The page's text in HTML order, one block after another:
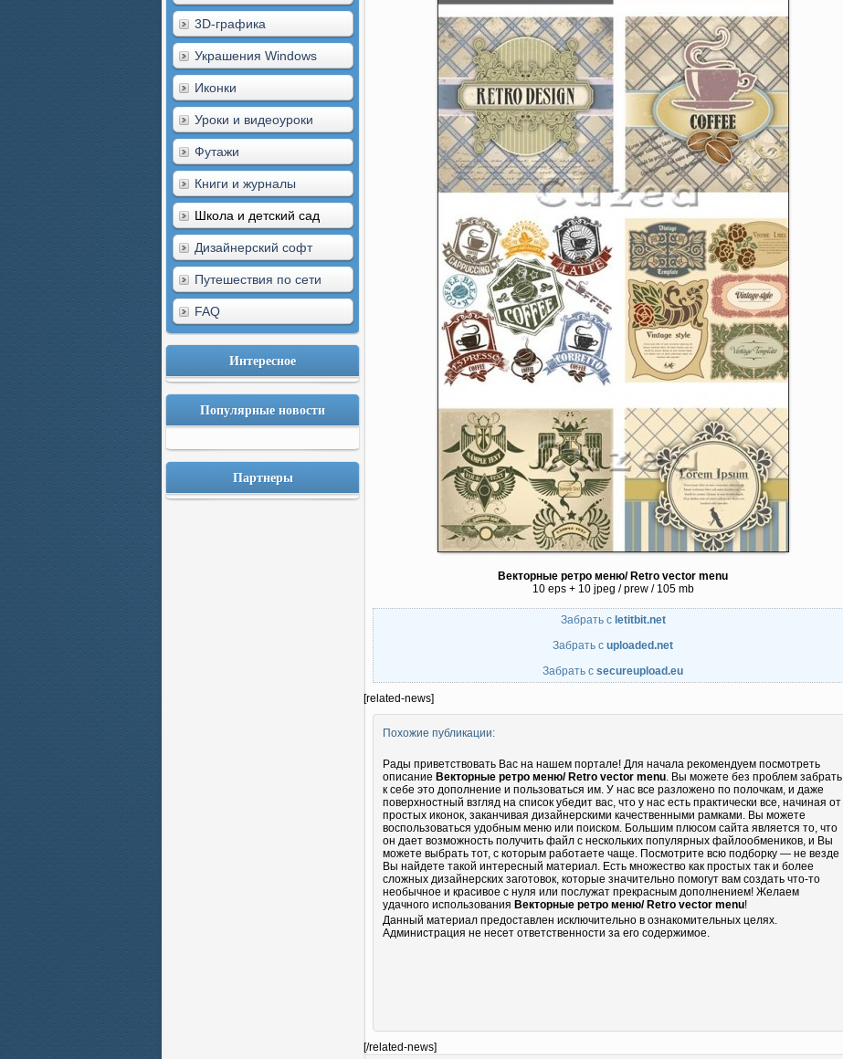
3D-графика
Украшения Windows
Иконки
Уроки и видеоуроки
Футажи
Книги и журналы
Школа и детский сад
Дизайнерский софт
Путешествия по сети
FAQ
Интересное
Популярные новости
Партнеры
Векторные ретро меню/ Retro vector menu
10 eps + 10 jpeg / prew / 105 mb
Забрать с letitbit.net
Забрать с uploaded.net
Забрать с secureupload.eu
[related-news]
Похожие публикации:
Рады приветствовать Вас на нашем портале! Для начала рекомендуем посмотреть
описание Векторные ретро меню/ Retro vector menu. Вы можете без проблем забрать
к себе это дополнение и пользоваться им. У нас все разложено по полочкам, и даже
поверхностный взгляд на список убедит вас, что у нас есть практически все, начиная от
простых иконок, заканчивая дизайнерскими качественными рамками. Вы можете
воспользоваться удобным меню или поиском. Большим плюсом сайта является то, что
он дает возможность получить файл с нескольких популярных файлообмеников, и Вы
можете выбрать тот, с которым работаете чаще. Посмотрите всю подборку — не везде
Вы найдете такой интересный материал. Есть множество как простых так и более
сложных дизайнерских заготовок, которые значительно помогут вам создать что-то
необычное и красивое с нуля или послужат прекрасным дополнением! Желаем
удачного использования Векторные ретро меню/ Retro vector menu!
Данный материал предоставлен исключительно в ознакомительных целях.
Администрация не несет ответственности за его содержимое.
[/related-news]